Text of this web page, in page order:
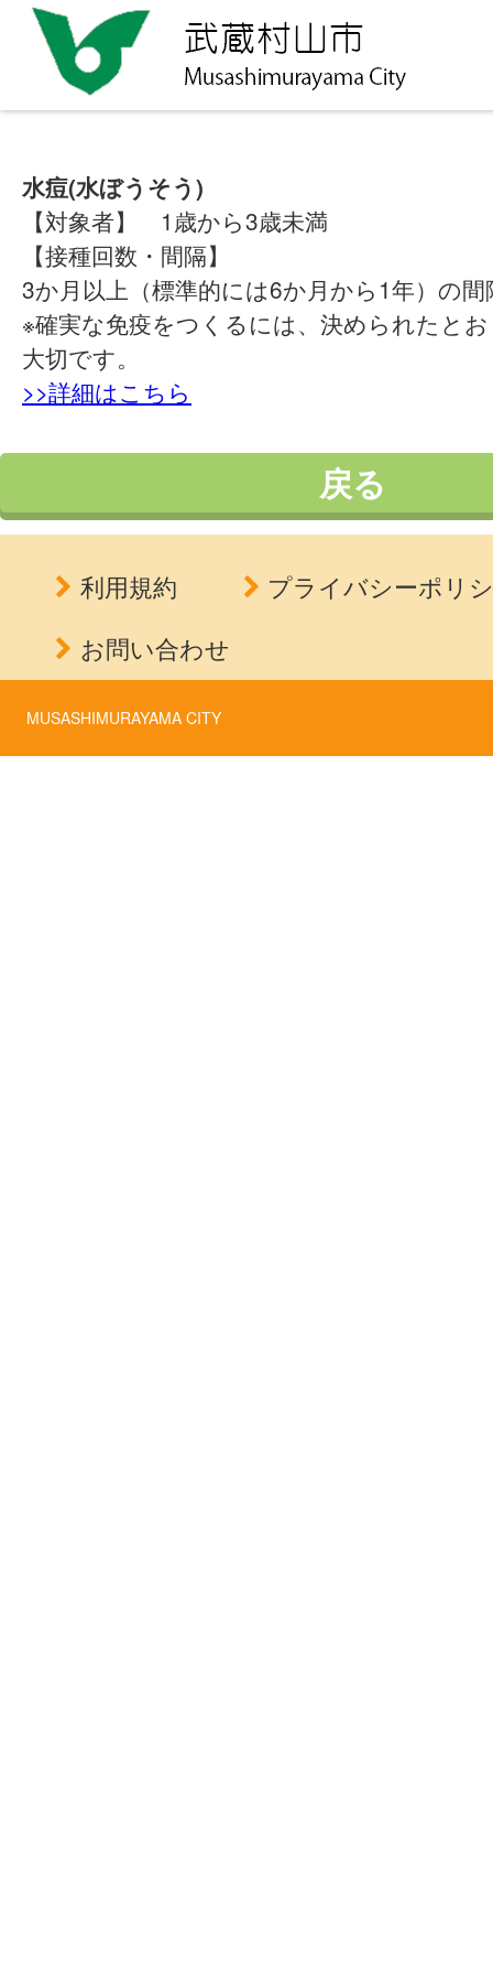
水痘(水ぼうそう)
【対象者】 1歳から3歳未満
【接種回数・間隔】
3か月以上（標準的には6か月から1年）の
※確実な免疫をつくるには、決められたと
大切です。
>>詳細はこちら
戻る
利用規約
プライバシーポリ
お問い合わせ
MUSASHIMURAYAMA CITY